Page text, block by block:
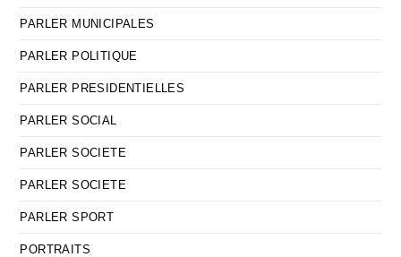
PARLER MUNICIPALES
PARLER POLITIQUE
PARLER PRESIDENTIELLES
PARLER SOCIAL
PARLER SOCIETE
PARLER SOCIETE
PARLER SPORT
PORTRAITS